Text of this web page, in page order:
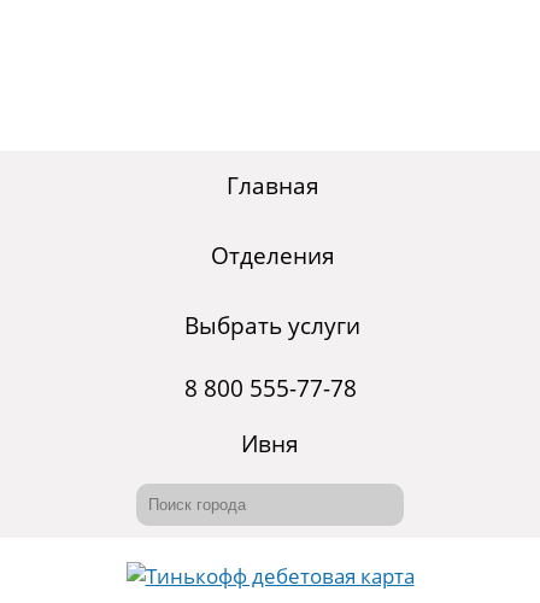
Главная
Отделения
Выбрать услуги
8 800 555-77-78
Ивня